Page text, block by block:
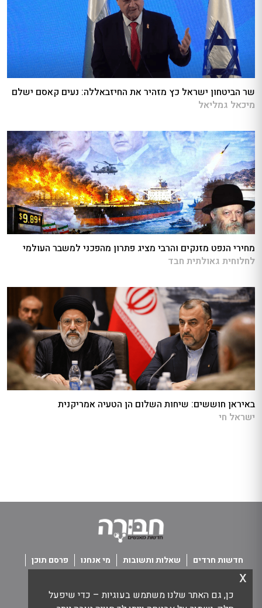
כן, גם האתר שלנו משתמש בעוגיות – כדי שיפעל
x
שר הביטחון ישראל כץ מזהיר את החיזבאללה: נעים קאסם ישלם
מיכאל גמליאל
מחירי הנפט מזנקים והרבי מציג פתרון מהפכני למשבר העולמי
לחלוחית גאולתית חבד
באיראן חוששים: שיחות השלום הן הטעיה אמריקנית
ישראל חי
חדשות חרדים שאלות ותשובות מי אנחנו
פרסם תוכן